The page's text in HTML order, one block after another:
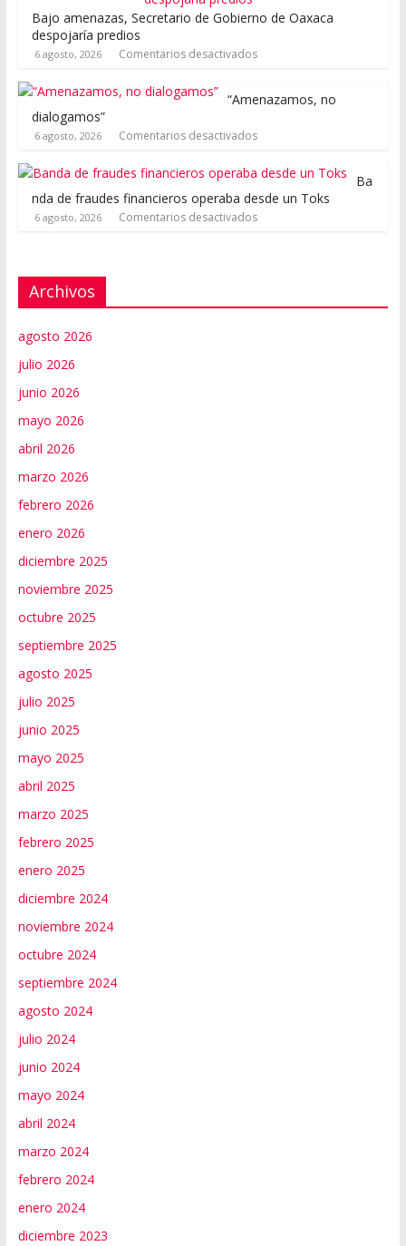
Bajo amenazas, Secretario de Gobierno de Oaxaca
despojaría predios
6 agosto, 2026 Comentarios desactivados
“Amenazamos, no
dialogamos”
6 agosto, 2026 Comentarios desactivados
Ba
nda de fraudes financieros operaba desde un Toks
6 agosto, 2026 Comentarios desactivados
Archivos
agosto 2026
julio 2026
junio 2026
mayo 2026
abril 2026
marzo 2026
febrero 2026
enero 2026
diciembre 2025
noviembre 2025
octubre 2025
septiembre 2025
agosto 2025
julio 2025
junio 2025
mayo 2025
abril 2025
marzo 2025
febrero 2025
enero 2025
diciembre 2024
noviembre 2024
octubre 2024
septiembre 2024
agosto 2024
julio 2024
junio 2024
mayo 2024
abril 2024
marzo 2024
febrero 2024
enero 2024
diciembre 2023